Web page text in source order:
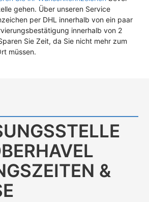
gehen. Über unseren Service
per DHL innerhalb von ein paar
innerhalb von 2
Sie Zeit, da Sie nicht mehr zum
müssen.
&